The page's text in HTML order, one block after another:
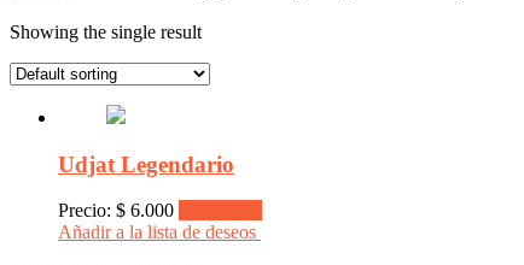
Showing the single result
Udjat Legendario
Precio: $ 6.000
Añadir a la lista de deseos